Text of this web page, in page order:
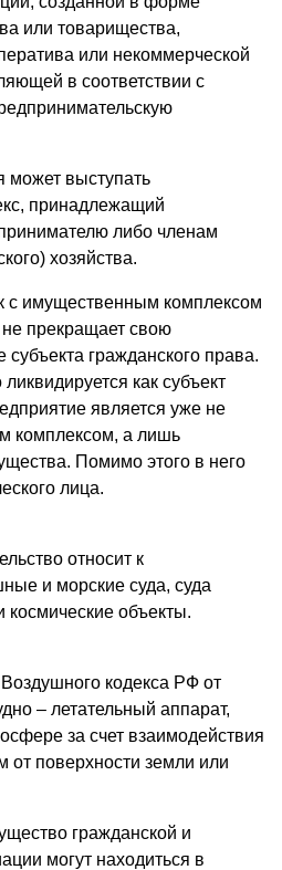
или товарищества,
или некоммерческой
в соответствии с
может выступать
принадлежащий
либо членам
хозяйства.
с имущественным комплексом
прекращает свою
субъекта гражданского права.
как субъект
является уже не
комплексом, а лишь
Помимо этого в него
лица.
относит к
и морские суда, суда
космические объекты.
Воздушного кодекса РФ от
– летательный аппарат,
за счет взаимодействия
от поверхности земли или
гражданской и
могут находиться в